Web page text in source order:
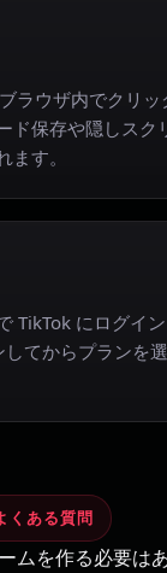
ラウザ内でクリ
ド保存や隠しスク
す。
TikTok にログイ
てからプランを
くある質問
ムを作る必要は